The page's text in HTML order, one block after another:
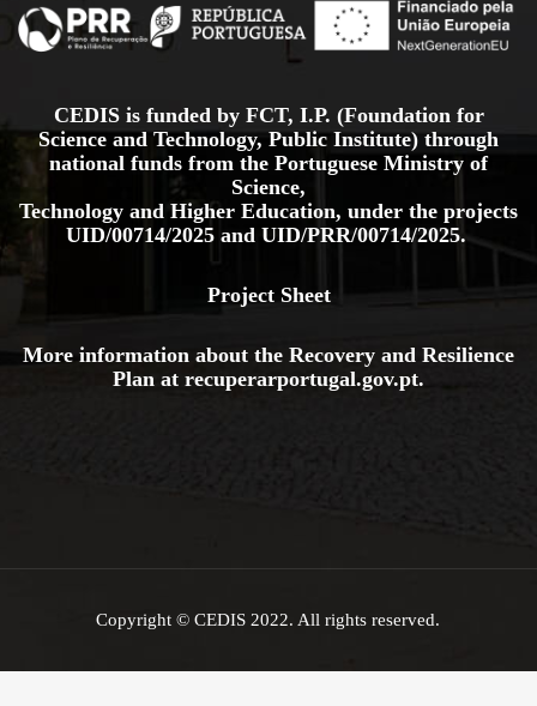
CEDIS is funded by FCT, I.P. (Foundation for
Science and Technology, Public Institute) through
national funds from the Portuguese Ministry of
Science,
Technology and Higher Education, under the projects
UID/00714/2025 and UID/PRR/00714/2025.
Project Sheet
More information about the Recovery and Resilience
Plan at recuperarportugal.gov.pt.
Copyright © CEDIS 2022. All rights reserved.